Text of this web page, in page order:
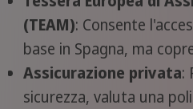
(TEAM): Consente
base in Spagna, ma
Assicurazione privata:
sicurezza, valuta una